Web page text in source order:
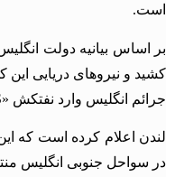
است.
کشید و نیروهای دریایی
جرائم انگلیس وارد نفتکش «SMYRTOS» شدند.
لندن اعلام کرده است که
در سواحل جنوبی انگلیس